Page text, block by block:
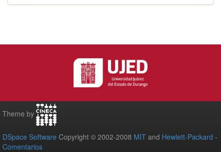
Theme by
DSpace Software Copyright © 2002-2008 MIT and Hewlett-Packard -
Comentarios